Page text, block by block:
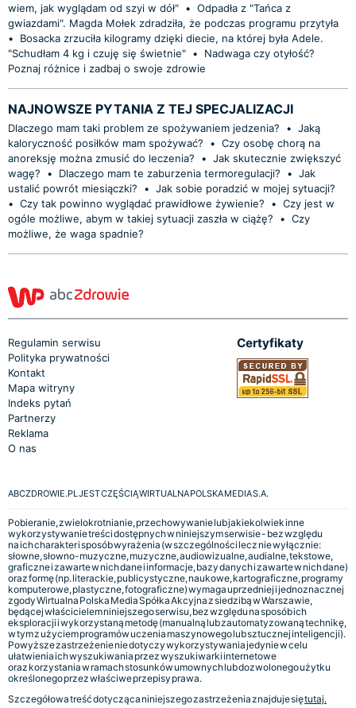
wiem, jak wyglądam od szyi w dół" • Odpadła z "Tańca z
gwiazdami". Magda Mołek zdradziła, że podczas programu przytyła
•
Bosacka zrzuciła kilogramy dzięki diecie, na której była Adele.
"Schudłam 4 kg i czuję się świetnie" •
Nadwaga czy otyłość?
Poznaj różnice i zadbaj o swoje zdrowie
NAJNOWSZE PYTANIA Z TEJ SPECJALIZACJI
Dlaczego mam taki problem ze spożywaniem jedzenia? • Jaką
kaloryczność posiłków mam spożywać?
• Czy osobę chorą na
anoreksję można zmusić do leczenia?
• Jak skutecznie zwiększyć
wagę?
• Dlaczego mam te zaburzenia termoregulacji? • Jak
ustalić powrót miesiączki?
• Jak sobie poradzić w mojej sytuacji?
• Czy tak powinno wyglądać prawidłowe żywienie? • Czy jest w
ogóle możliwe, abym w takiej sytuacji zaszła w ciążę?
• Czy
możliwe, że waga spadnie?
Regulamin serwisu
Polityka prywatności
Kontakt
Mapa witryny
Indeks pytań
Partnerzy
Reklama
O nas
Certyfikaty
ABCZDROWIE.PL JEST CZĘŚCIĄ WIRTUALNA POLSKA MEDIA S.A.
Pobieranie, zwielokrotnianie, przechowywanie lub jakiekolwiek inne
wykorzystywanie treści dostępnych w niniejszym serwisie - bez względu
na ich charakter i sposób wyrażenia (w szczególności lecz nie wyłącznie:
słowne, słowno-muzyczne, muzyczne, audiowizualne, audialne, tekstowe,
graficzne i zawarte w nich dane i informacje, bazy danych i zawarte w nich dane)
oraz formę (np. literackie, publicystyczne, naukowe, kartograficzne, programy
komputerowe, plastyczne, fotograficzne) wymaga uprzedniej i jednoznacznej
zgody Wirtualna Polska Media Spółka Akcyjna z siedzibą w Warszawie,
będącej właścicielem niniejszego serwisu, bez względu na sposób ich
eksploracji i wykorzystaną metodę (manualną lub zautomatyzowaną technikę,
w tym z użyciem programów uczenia maszynowego lub sztucznej inteligencji).
Powyższe zastrzeżenie nie dotyczy wykorzystywania jedynie w celu
ułatwienia ich wyszukiwania przez wyszukiwarki internetowe
oraz korzystania w ramach stosunków umownych lub dozwolonego użytku
określonego przez właściwe przepisy prawa.
Szczegółowa treść dotycząca niniejszego zastrzeżenia znajduje siętutaj.